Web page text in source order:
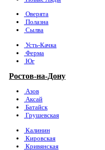
Оверята
Полазна
Сылва
Усть-Качка
Ферма
Юг
Ростов-на-Дону
Азов
Аксай
Батайск
Грушевская
Калинин
Кировская
Кривянская